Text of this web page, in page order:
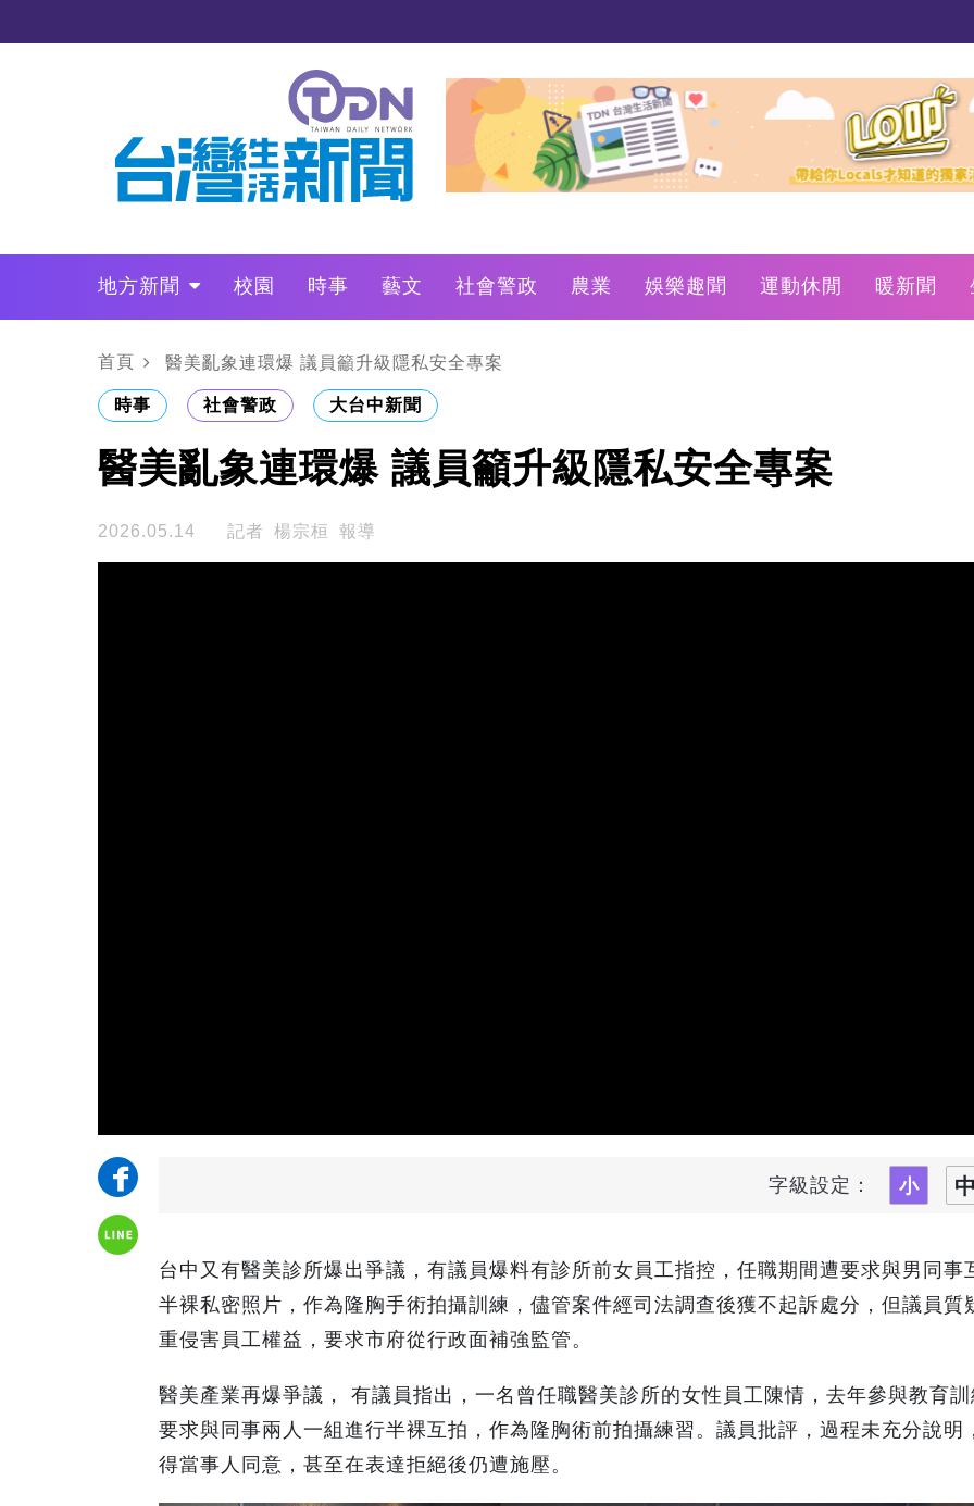
地方新聞 校園 時事 藝文 社會警政 農業 娛樂趣聞 運動休閒 暖新聞
政治
財經 LO叩敲敲門
首頁 醫美亂象連環爆 議員籲升級隱私安全專案
時事 社會警政 大台中新聞
醫美亂象連環爆 議員籲升級隱私安全專案
2026.05.14 記者 楊宗桓 報導
字級設定：
台中又有醫美診所爆出爭議，有議員爆料有診所前女員工指控，任職期間遭要求與男同事
半裸私密照片，作為隆胸手術拍攝訓練，儘管案件經司法調查後獲不起訴處分，但議員質
重侵害員工權益，要求市府從行政面補強監管。
醫美產業再爆爭議， 有議員指出，一名曾任職醫美診所的女性員工陳情，去年參與教育
要求與同事兩人一組進行半裸互拍，作為隆胸術前拍攝練習。議員批評，過程未充分說明
得當事人同意，甚至在表達拒絕後仍遭施壓。